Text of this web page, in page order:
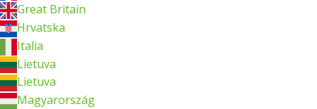
Great Britain
Hrvatska
Italia
Lietuva
Lietuva
Magyarország